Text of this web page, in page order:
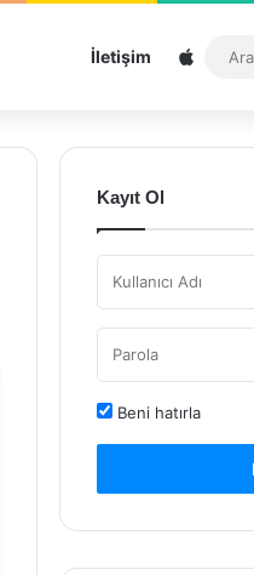
İletişim
Kayıt Ol
Beni hatırla